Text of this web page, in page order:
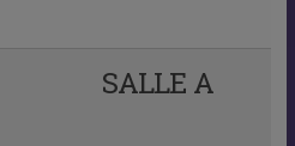
SALLE A